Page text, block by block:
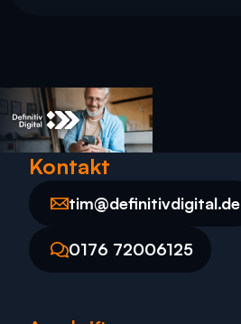
Kontakt
tim@definitivdigital.de
tim@definitivdigital.de
0176 72006125